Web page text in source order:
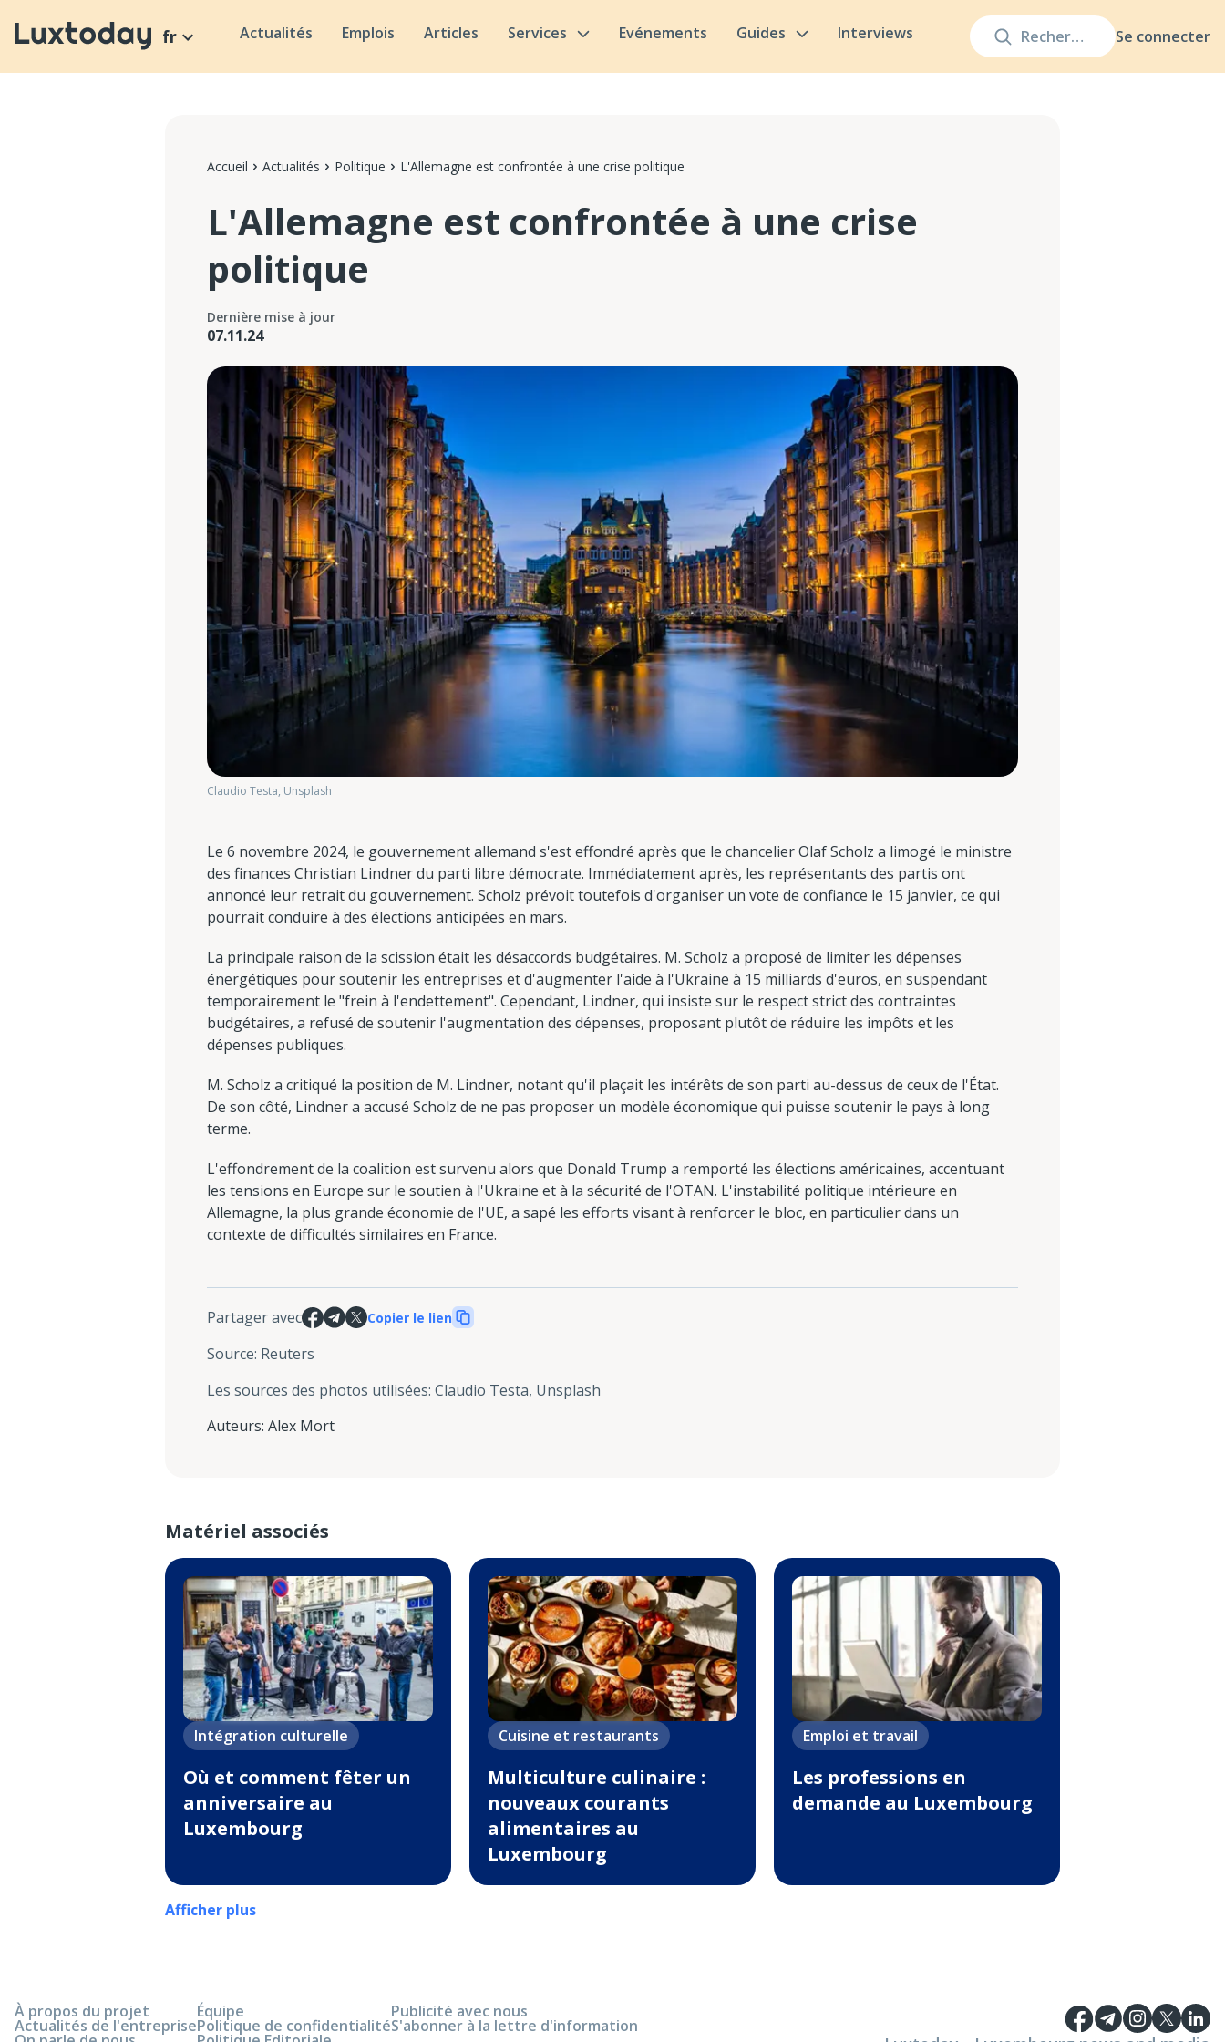
Se connecter
fr Actualités Emplois Articles Services Evénements Guides Interviews
Accueil Actualités Politique L'Allemagne est confrontée à une crise politique
L'Allemagne est confrontée à une crise
politique
Dernière mise à jour
07.11.24
Claudio Testa, Unsplash
Le 6 novembre 2024, le gouvernement allemand s'est effondré après que le chancelier Olaf Scholz a limogé le ministre
des finances Christian Lindner du parti libre démocrate. Immédiatement après, les représentants des partis ont
annoncé leur retrait du gouvernement. Scholz prévoit toutefois d'organiser un vote de confiance le 15 janvier, ce qui
pourrait conduire à des élections anticipées en mars.
La principale raison de la scission était les désaccords budgétaires. M. Scholz a proposé de limiter les dépenses
énergétiques pour soutenir les entreprises et d'augmenter l'aide à l'Ukraine à 15 milliards d'euros, en suspendant
temporairement le "frein à l'endettement". Cependant, Lindner, qui insiste sur le respect strict des contraintes
budgétaires, a refusé de soutenir l'augmentation des dépenses, proposant plutôt de réduire les impôts et les
dépenses publiques.
M. Scholz a critiqué la position de M. Lindner, notant qu'il plaçait les intérêts de son parti au-dessus de ceux de l'État.
De son côté, Lindner a accusé Scholz de ne pas proposer un modèle économique qui puisse soutenir le pays à long
terme.
L'effondrement de la coalition est survenu alors que Donald Trump a remporté les élections américaines, accentuant
les tensions en Europe sur le soutien à l'Ukraine et à la sécurité de l'OTAN. L'instabilité politique intérieure en
Allemagne, la plus grande économie de l'UE, a sapé les efforts visant à renforcer le bloc, en particulier dans un
contexte de difficultés similaires en France.
Partager avec Copier le lien
Source: Reuters
Les sources des photos utilisées: Claudio Testa, Unsplash
Auteurs: Alex Mort
Matériel associés
Intégration culturelle
Où et comment fêter un
anniversaire au
Luxembourg
Cuisine et restaurants
Multiculture culinaire :
nouveaux courants
alimentaires au
Luxembourg
Emploi et travail
Les professions en
demande au Luxembourg
Afficher plus
À propos du projet
Actualités de l'entreprise
Équipe
Politique de confidentialité
Publicité avec nous
S'abonner à la lettre d'information